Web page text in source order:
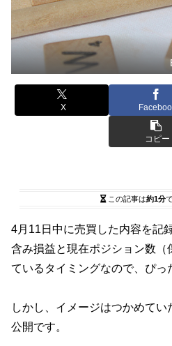
X
コピー
この記事は約1分
4月11日中に売買した内容を記
含み損益と現在ポジション数（
ているタイミングなので、ぴっ
しかし、イメージはつかめてい
公開です。